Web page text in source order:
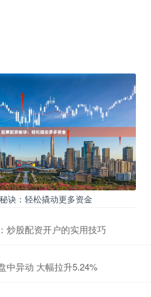
诀：轻松撬动更多资金
炒股配资开户的实用技巧
中异动 大幅拉升5.24%